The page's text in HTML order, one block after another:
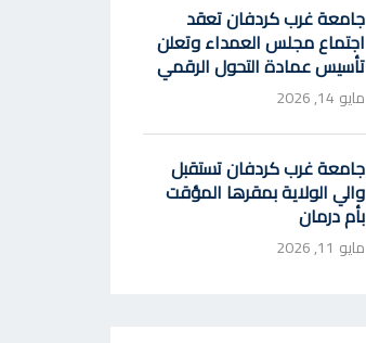
جامعة غرب كردفان تعقد
اجتماع مجلس العمداء وتعلن
تأسيس عمادة التحول الرقمي
مايو 14, 2026
جامعة غرب كردفان تستقبل
والي الولاية بمقرها المؤقت
بأم درمان
مايو 11, 2026